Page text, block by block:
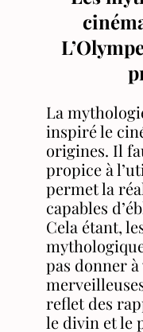
La
inspiré le
origines. Il
propice à
permet la
capables
Cela étant,
pas donner
reflet des
le divin et le